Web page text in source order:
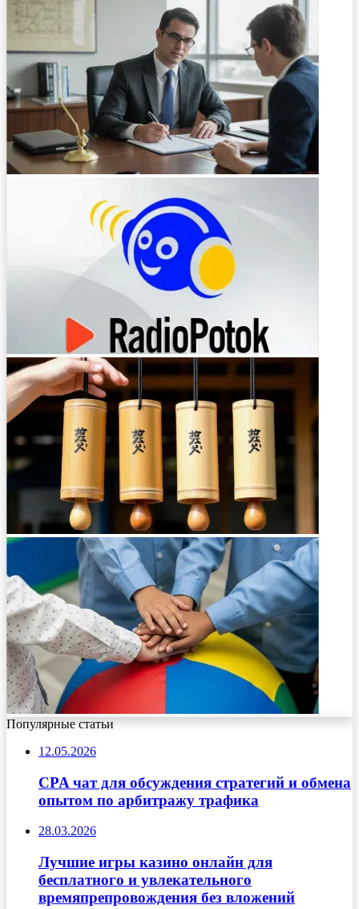
Популярные статьи
12.05.2026
CPA чат для обсуждения стратегий и обмена
опытом по арбитражу трафика
28.03.2026
Лучшие игры казино онлайн для
бесплатного и увлекательного
времяпрепровождения без вложений